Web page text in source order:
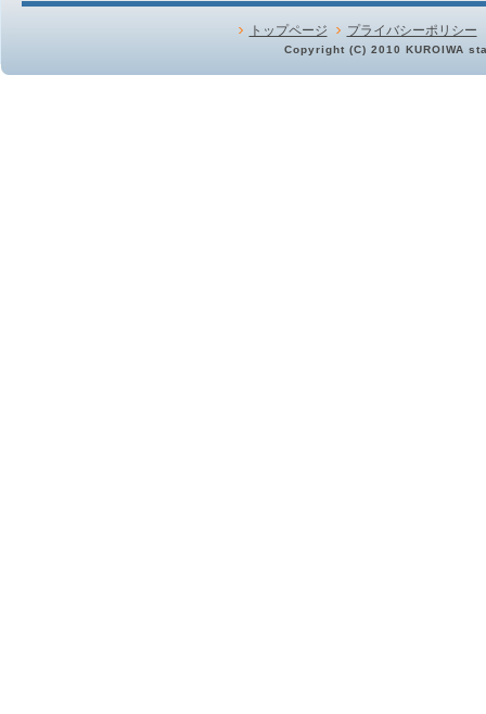
トップページ プライバシーポリシー
Copyright (C) 2010 KUROIWA